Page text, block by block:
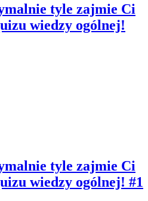
tyle zajmie Ci
wiedzy ogólnej!
tyle zajmie Ci
wiedzy ogólnej! #1